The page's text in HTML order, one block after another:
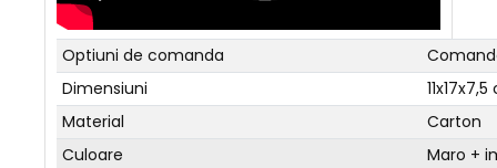
Optiuni de comanda
Dimensiuni
Material
Carton
Culoare
Maro +